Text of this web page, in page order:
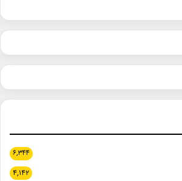
۶,۳۴۴
۴,۱۴۲